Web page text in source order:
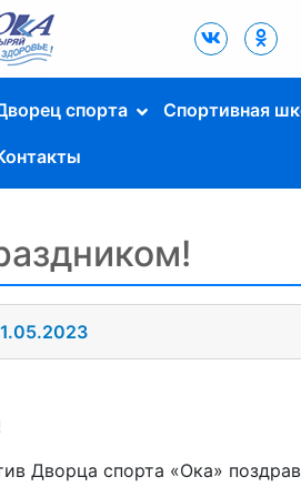
Спорта
г. Пущино
спорта Спортивная
Дворца спорта «Ока»